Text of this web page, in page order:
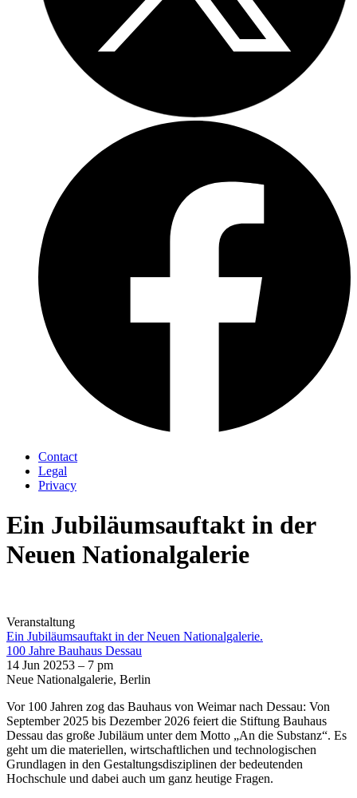
Contact
Legal
Privacy
Ein Jubiläumsauftakt in der
Neuen Nationalgalerie
Veranstaltung
Ein Jubiläumsauftakt in der Neuen Nationalgalerie.
100 Jahre Bauhaus Dessau
14 Jun 20253 – 7 pm
Neue Nationalgalerie, Berlin
Vor 100 Jahren zog das Bauhaus von Weimar nach Dessau: Von
September 2025 bis Dezember 2026 feiert die Stiftung Bauhaus
Dessau das große Jubiläum unter dem Motto „An die Substanz“. Es
geht um die materiellen, wirtschaftlichen und technologischen
Grundlagen in den Gestaltungsdisziplinen der bedeutenden
Hochschule und dabei auch um ganz heutige Fragen.